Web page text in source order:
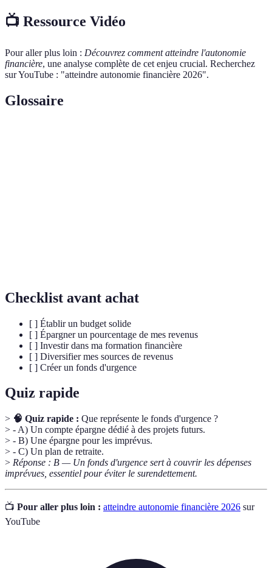
📺 Ressource Vidéo
Pour aller plus loin : Découvrez comment atteindre l'autonomie
financière, une analyse complète de cet enjeu crucial. Recherchez
sur YouTube : "atteindre autonomie financière 2026".
Glossaire
Checklist avant achat
[ ] Établir un budget solide
[ ] Épargner un pourcentage de mes revenus
[ ] Investir dans ma formation financière
[ ] Diversifier mes sources de revenus
[ ] Créer un fonds d'urgence
Quiz rapide
> 🧠 Quiz rapide : Que représente le fonds d'urgence ?
> - A) Un compte épargne dédié à des projets futurs.
> - B) Une épargne pour les imprévus.
> - C) Un plan de retraite.
> Réponse : B — Un fonds d'urgence sert à couvrir les dépenses
imprévues, essentiel pour éviter le surendettement.
📺 Pour aller plus loin : atteindre autonomie financière 2026 sur
YouTube